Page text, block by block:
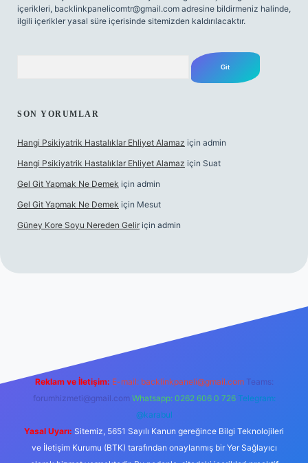
içerikleri, backlinkpanelicomtr@gmail.com adresine bildirmeniz halinde,
ilgili içerikler yasal süre içerisinde sitemizden kaldırılacaktır.
SON YORUMLAR
Hangi Psikiyatrik Hastalıklar Ehliyet Alamaz için admin
Hangi Psikiyatrik Hastalıklar Ehliyet Alamaz için Suat
Gel Git Yapmak Ne Demek için admin
Gel Git Yapmak Ne Demek için Mesut
Güney Kore Soyu Nereden Gelir için admin
Reklam ve İletişim: E-mail: backlinkpaneli@gmail.com Teams:
forumhizmeti@gmail.com Whatsapp: 0262 606 0 726 Telegram:
@karabul
Yasal Uyarı: Sitemiz, 5651 Sayılı Kanun gereğince Bilgi Teknolojileri
ve İletişim Kurumu (BTK) tarafından onaylanmış bir Yer Sağlayıcı